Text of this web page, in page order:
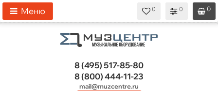
0
0
0
Меню
8 (495)517-85-80
8 (800)444-11-23
mail@muzcentre.ru